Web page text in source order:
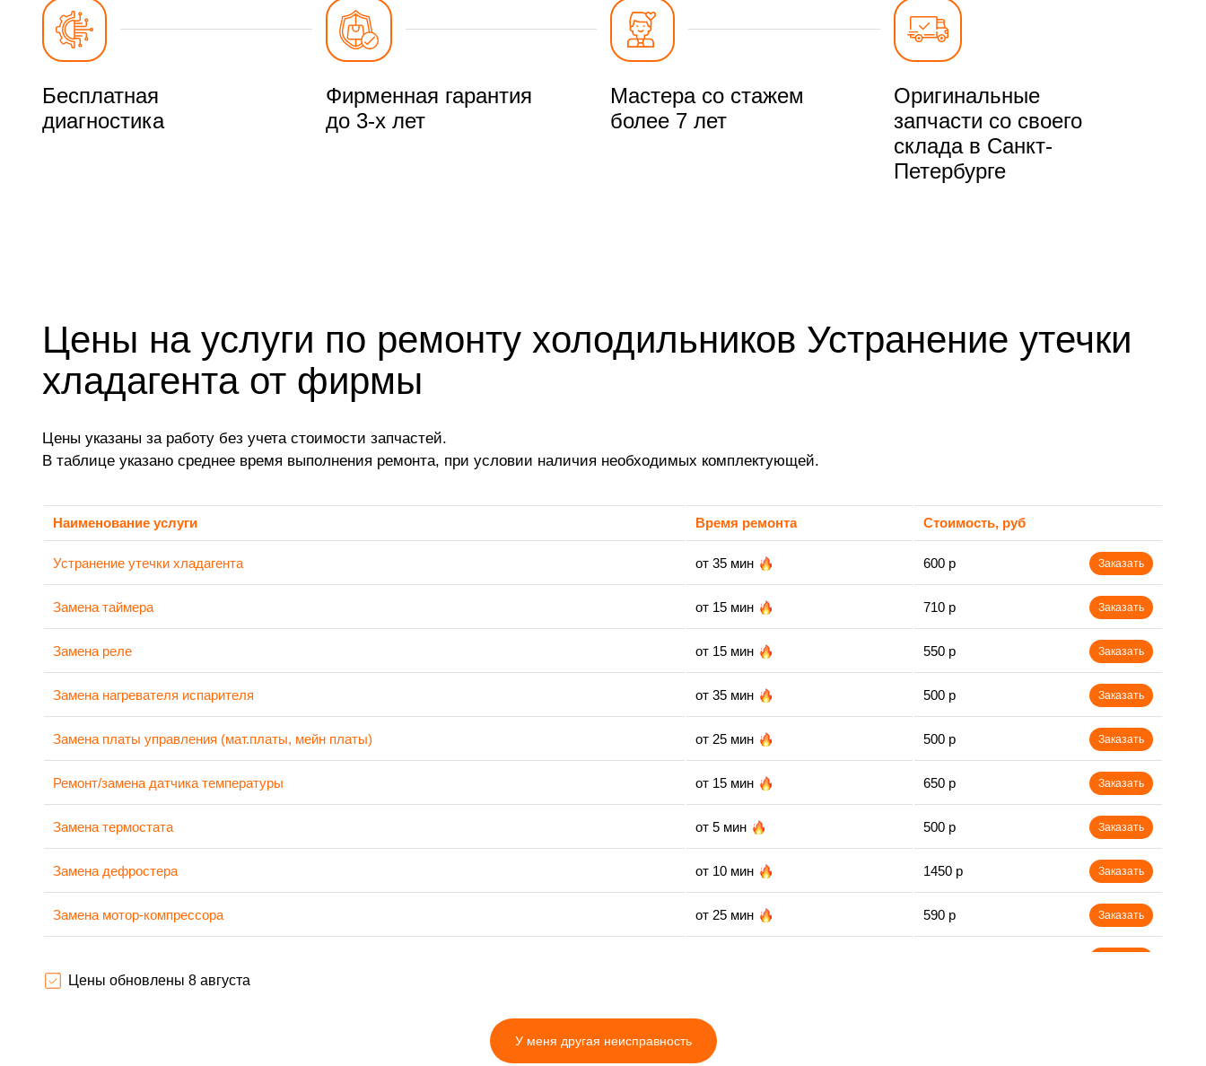
Бесплатная
диагностика
Фирменная гарантия
до 3-х лет
Мастера со стажем
более 7 лет
Оригинальные
запчасти со своего
склада в Санкт-
Петербурге
Цены на услуги по ремонту холодильников Устранение утечки
хладагента от фирмы
Цены указаны за работу без учета стоимости запчастей.
В таблице указано среднее время выполнения ремонта, при условии наличия необходимых комплектующей.
Наименование услуги Время ремонта Стоимость, руб
Устранение утечки хладагента от 35 мин 600 р Заказать
Замена таймера от 15 мин 710 р Заказать
Замена реле от 15 мин 550 р Заказать
Замена нагревателя испарителя от 35 мин 500 р Заказать
Замена платы управления (мат.платы, мейн платы) от 25 мин 500 р Заказать
Ремонт/замена датчика температуры от 15 мин 650 р Заказать
Замена термостата от 5 мин 500 р Заказать
Замена дефростера от 10 мин 1450 р Заказать
Замена мотор-компрессора от 25 мин 590 р Заказать
от 35 мин
Цены обновлены 8 августа
У меня другая неисправность